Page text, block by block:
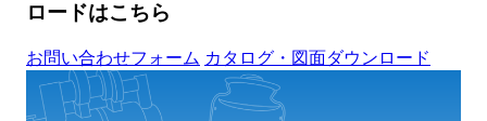
ロードはこちら
お問い合わせフォーム カタログ・図面ダウンロード